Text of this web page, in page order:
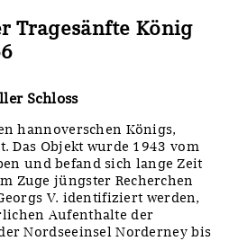
Tragesänfte König
Schloss
hannoverschen Königs,
Das Objekt wurde 1943 vom
und befand sich lange Zeit
Zuge jüngster Recherchen
V. identifiziert werden,
Aufenthalte der
Nordseeinsel Norderney bis